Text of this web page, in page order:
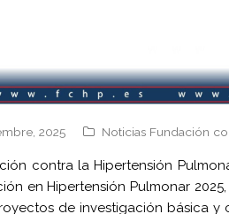
2025 Noticias Fundación
contra la Hipertensión
en Hipertensión Pulmonar
de investigación básica